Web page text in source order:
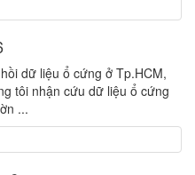
dữ liệu ổ cứng ở Tp.HCM,
tôi nhận cứu dữ liệu ổ cứng
...